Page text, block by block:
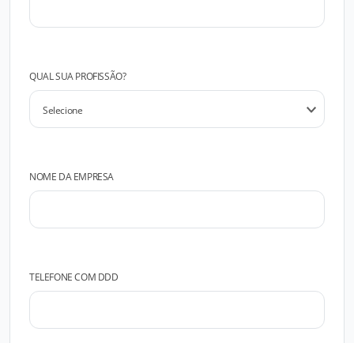
QUAL SUA PROFISSÃO?
NOME DA EMPRESA
TELEFONE COM DDD